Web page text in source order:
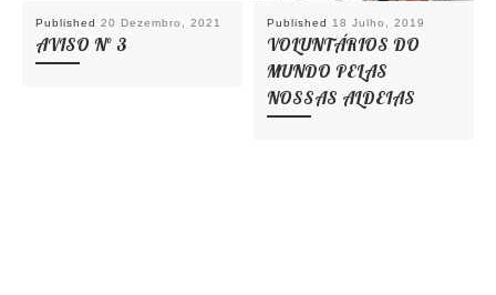
Published 20 Dezembro, 2021
AVISO Nº 3
Published 18 Julho, 2019
VOLUNTÁRIOS DO
MUNDO PELAS
NOSSAS ALDEIAS